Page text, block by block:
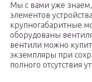
Мы с вами уже
элементов
крупногабаритные
оборудованы
вентили можно
экземпляры при
полного отсутствия